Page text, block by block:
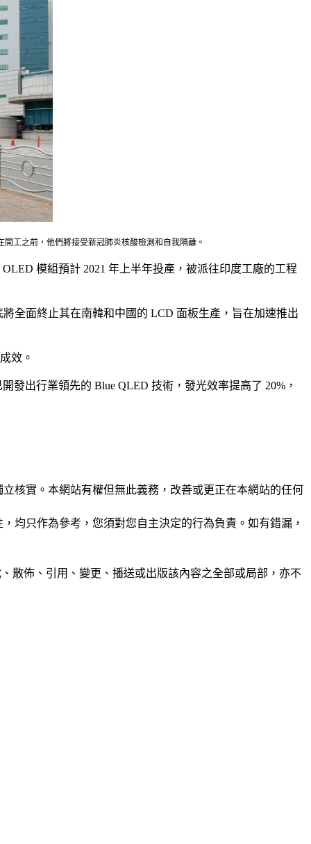
工之前，他們將接受新冠肺炎核酸檢測和自我隔離。
模組預計 2021 年上半年投產，被派往印度工廠的工程
全面終止其在南韓和中國的 LCD 面板生產，旨在加速推出
效。
出行業領先的 Blue QLED 技術，發光效率提高了 20%，
核實。本網站有權但無此義務，改善或更正在本網站的任何
均只作為參考，您須對您自主決定的行為負責。如有錯漏，
散佈、引用、變更、播送或出版該內容之全部或局部，亦不